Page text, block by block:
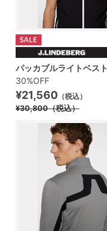
パッカブルライトベスト
30%OFF
¥21,560 （税込）
¥30,800（税込）